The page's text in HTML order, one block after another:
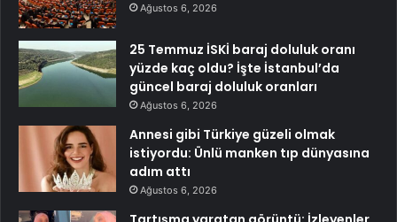
Ağustos 6, 2026
25 Temmuz İSKİ baraj doluluk oranı
yüzde kaç oldu? İşte İstanbul’da
güncel baraj doluluk oranları
Ağustos 6, 2026
Annesi gibi Türkiye güzeli olmak
istiyordu: Ünlü manken tıp dünyasına
adım attı
Ağustos 6, 2026